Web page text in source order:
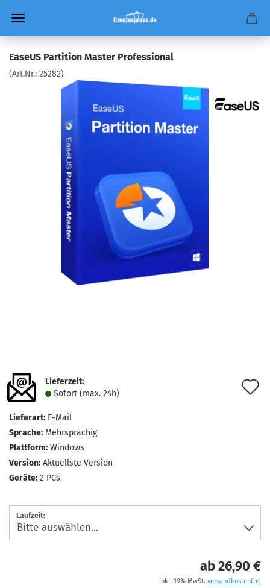
EaseUS Partition Master Professional
(Art.Nr.: 25282)
Lieferzeit:
Sofort (max. 24h)
Lieferart: E-Mail
Sprache: Mehrsprachig
Plattform: Windows
Version: Aktuellste Version
Geräte: 2 PCs
Laufzeit:
ab 26,90 €
inkl. 19% MwSt. versandkostenfrei